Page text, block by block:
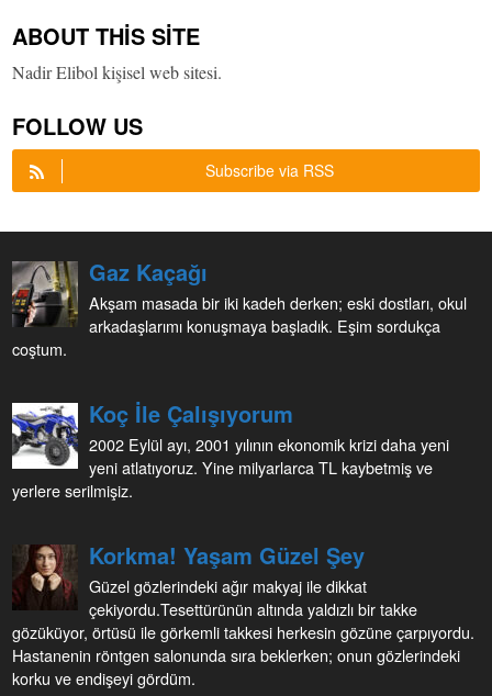
ABOUT THIS SITE
Nadir Elibol kişisel web sitesi.
FOLLOW US
Subscribe via RSS
Gaz Kaçağı
Akşam masada bir iki kadeh derken; eski dostları, okul
arkadaşlarımı konuşmaya başladık. Eşim sordukça
coştum.
Koç İle Çalışıyorum
2002 Eylül ayı, 2001 yılının ekonomik krizi daha yeni
yeni atlatıyoruz. Yine milyarlarca TL kaybetmiş ve
yerlere serilmişiz.
Korkma! Yaşam Güzel Şey
Güzel gözlerindeki ağır makyaj ile dikkat
çekiyordu.Tesettürünün altında yaldızlı bir takke
gözüküyor, örtüsü ile görkemli takkesi herkesin gözüne çarpıyordu.
Hastanenin röntgen salonunda sıra beklerken; onun gözlerindeki
korku ve endişeyi gördüm.